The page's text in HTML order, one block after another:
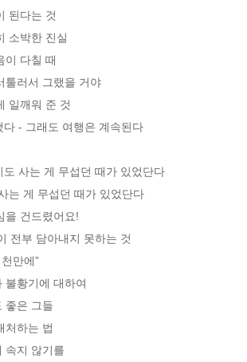
된다는 것
소박한 진실
이 다칠 때
툴러서 그랬을 거야
일깨워 준 것
다 - 그래도 여행은 계속된다
도 사는 게 무섭던 때가 있었단다
는 게 무섭던 때가 있었단다
을 건드렸어요!
전부 담아내지 못하는 것
만에”
불황기에 대하여
좋은 그들
처하는 법
속지 않기를